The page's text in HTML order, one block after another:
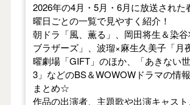
2026年の4月・5月・6月に放送された
曜日ごとの一覧で見やすく紹介！
朝ドラ「風、薫る」、岡田将生＆染
ブラザーズ」、波瑠×麻生久美子「月
曜劇場「GIFT」のほか、「あきない
3」などのBS＆WOWOWドラマの情
まとめ☆
作品の出演者、主題歌や出演キャス